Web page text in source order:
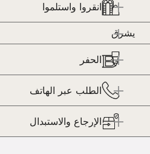
انقروا واستلموا
يشرق
الحفر
الطلب عبر الهاتف
الإرجاع والاستبدال